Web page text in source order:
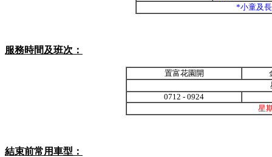
*小童及
服務時間及班次：
置富花園開
0712 - 0924
星
結束前常用車型：